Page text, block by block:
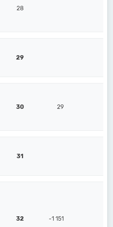
28
29
30 29
31
32 -1 151